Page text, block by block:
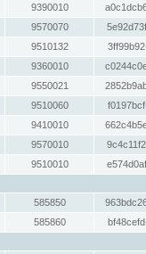
9390010
9570070
9510132
9360010
9550021
9510060
9410010
9570010
9510010
585850
585860